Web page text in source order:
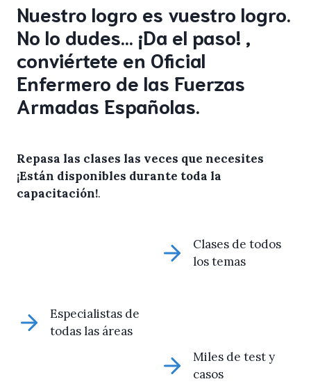
Nuestro logro es vuestro logro.
No lo dudes… ¡Da el paso! ,
conviértete en Oficial
Enfermero de las Fuerzas
Armadas Españolas.
Repasa las clases las veces que necesites
¡Están disponibles durante toda la
capacitación!.
Clases de todos
los temas
Especialistas de
todas las áreas
Miles de test y
casos